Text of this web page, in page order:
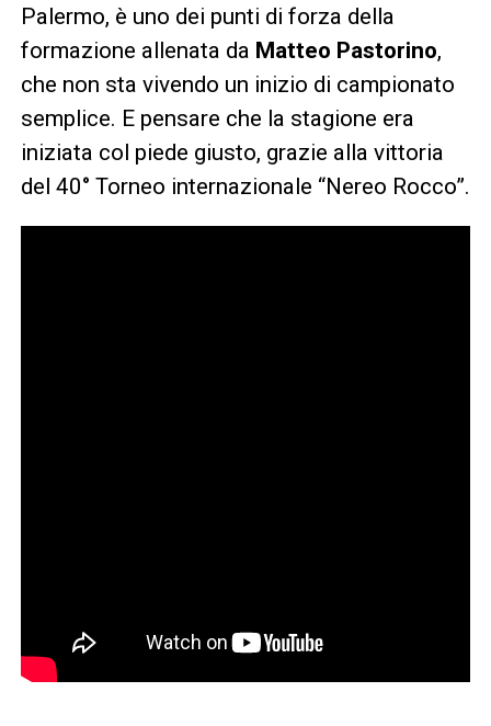
Palermo, è uno dei punti di forza della
formazione allenata da Matteo Pastorino,
che non sta vivendo un inizio di campionato
semplice. E pensare che la stagione era
iniziata col piede giusto, grazie alla vittoria
del 40° Torneo internazionale “Nereo Rocco”.